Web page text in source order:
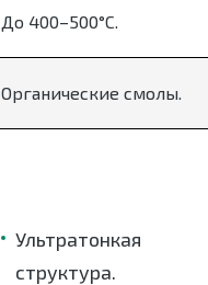
До 400–500°C.
Органические смолы.
Ультратонкая
структура.